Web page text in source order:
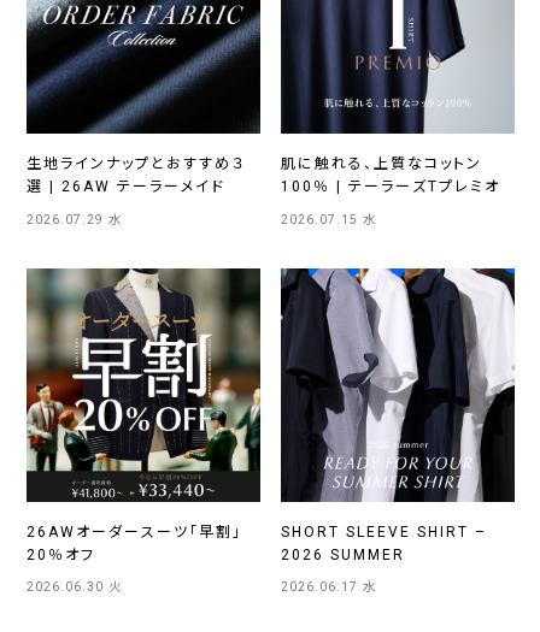
生地ラインナップとおすすめ３
選 | 26AW テーラーメイド
2026.07.29 水
肌に触れる、上質なコットン
100％ | テーラーズTプレミオ
2026.07.15 水
26AWオーダースーツ「早割」
20％オフ
2026.06.30 火
SHORT SLEEVE SHIRT –
2026 SUMMER
2026.06.17 水